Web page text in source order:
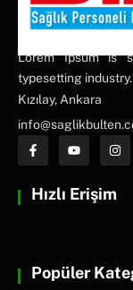
Lorem Ipsum is
typesetting industry.
Kızılay, Ankara
Hızlı Erişim
Popüler